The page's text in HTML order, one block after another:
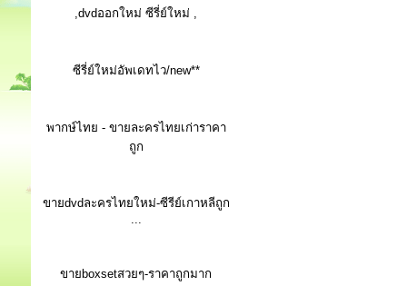
,dvdออกใหม่ ซีรี่ย์ใหม่ ,
ซีรี่ย์ใหม่อัพเดทไว/new**
พากษ์ไทย - ขายละครไทยเก่าราคา
ถูก
ขายdvdละครไทยใหม่-ซีรีย์เกาหลีถูก
...
ขายboxsetสวยๆ-ราคาถูกมาก